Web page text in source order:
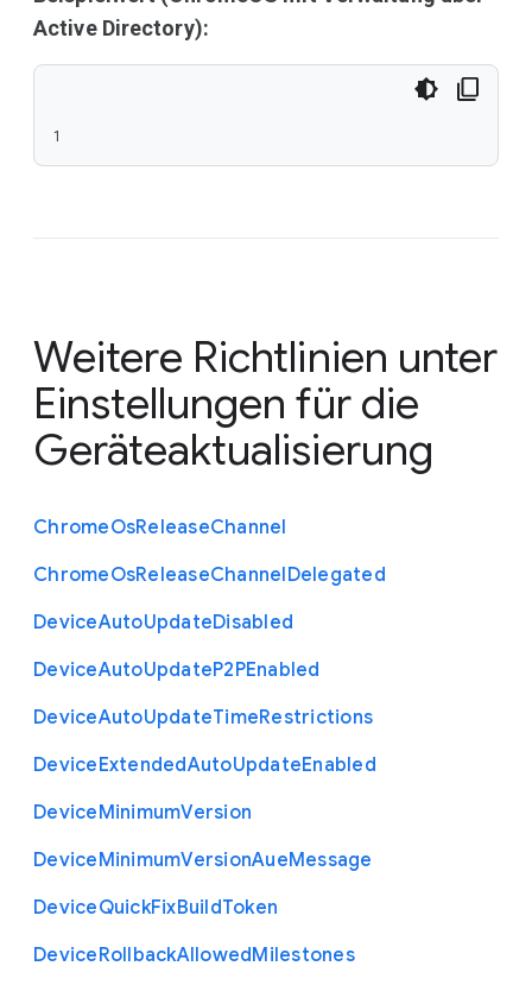
Active Directory):
1
Weitere Richtlinien unter
Einstellungen für die
Geräteaktualisierung
ChromeOsReleaseChannel
ChromeOsReleaseChannelDelegated
DeviceAutoUpdateDisabled
DeviceAutoUpdateP2PEnabled
DeviceAutoUpdateTimeRestrictions
DeviceExtendedAutoUpdateEnabled
DeviceMinimumVersion
DeviceMinimumVersionAueMessage
DeviceQuickFixBuildToken
DeviceRollbackAllowedMilestones